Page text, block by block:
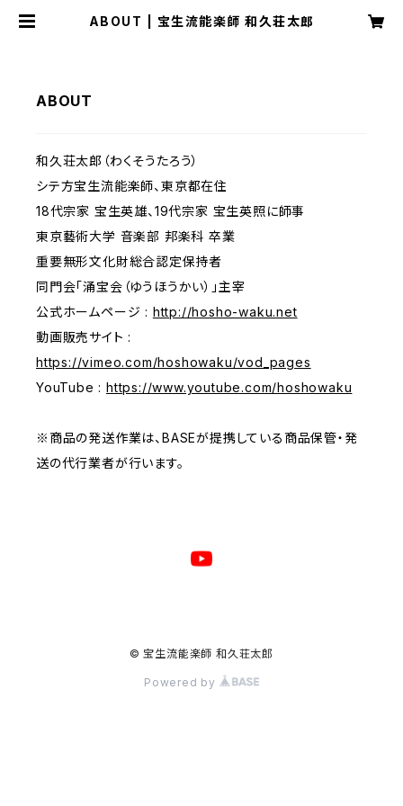
ABOUT | 宝生流能楽師 和久荘太郎
ABOUT
和久荘太郎（わくそうたろう）
シテ方宝生流能楽師、東京都在住
18代宗家 宝生英雄、19代宗家 宝生英照に師事
東京藝術大学 音楽部 邦楽科 卒業
重要無形文化財総合認定保持者
同門会「涌宝会（ゆうほうかい）」主宰
公式ホームページ : http://hosho-waku.net
動画販売サイト :
https://vimeo.com/hoshowaku/vod_pages
YouTube :https://www.youtube.com/hoshowaku
※商品の発送作業は、BASEが提携している商品保管・発
送の代行業者が行います。
© 宝生流能楽師 和久荘太郎
Powered by